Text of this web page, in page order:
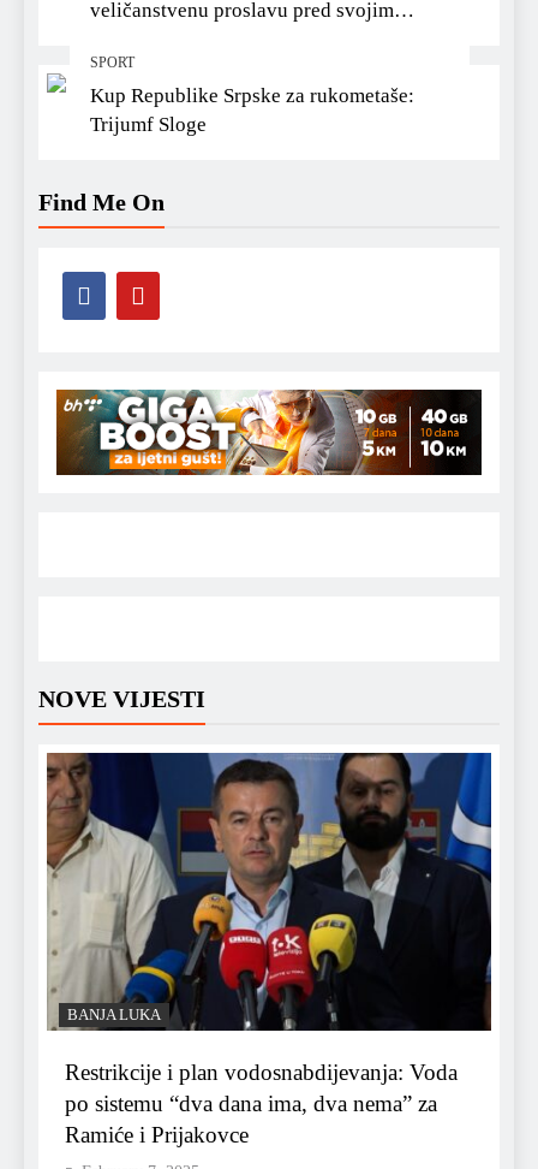
veličanstvenu proslavu pred svojim
SPORT
Kup Republike Srpske za rukometaše:
Trijumf Sloge
Find Me On
NOVE VIJESTI
BANJA LUKA
Restrikcije i plan vodosnabdijevanja: Voda
po sistemu “dva dana ima, dva nema” za
Ramiće i Prijakovce